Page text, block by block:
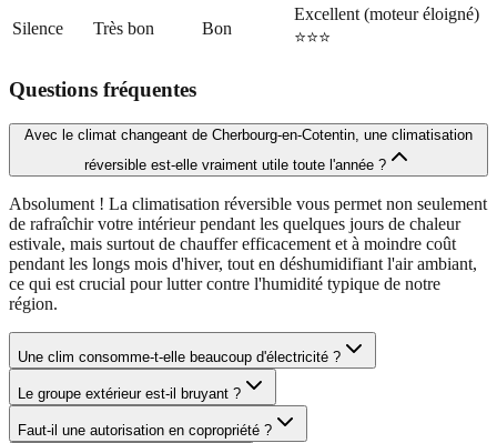
Silence Très bon Bon
Excellent (moteur éloigné)
⭐⭐⭐
Questions fréquentes
Avec le climat changeant de Cherbourg-en-Cotentin, une climatisation
réversible est-elle vraiment utile toute l'année ?
Absolument ! La climatisation réversible vous permet non seulement
de rafraîchir votre intérieur pendant les quelques jours de chaleur
estivale, mais surtout de chauffer efficacement et à moindre coût
pendant les longs mois d'hiver, tout en déshumidifiant l'air ambiant,
ce qui est crucial pour lutter contre l'humidité typique de notre
région.
Une clim consomme-t-elle beaucoup d'électricité ?
Le groupe extérieur est-il bruyant ?
Faut-il une autorisation en copropriété ?